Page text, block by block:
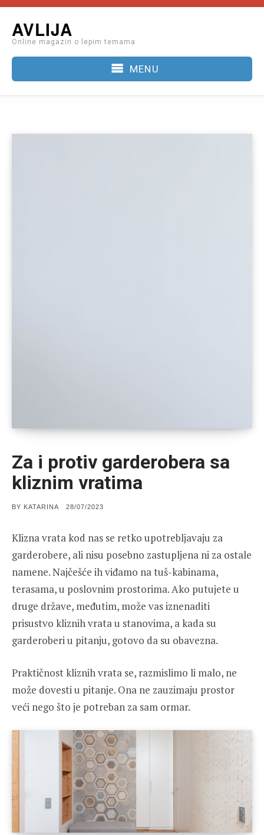
content
AVLIJA
Online magazin o lepim temama
MENU
Za i protiv garderobera sa
kliznim vratima
BY KATARINA
POSTED
28/07/2023
Klizna vrata kod nas se retko upotrebljavaju za
garderobere, ali nisu posebno zastupljena ni za ostale
namene. Najčešće ih viđamo na tuš-kabinama,
terasama, u poslovnim prostorima. Ako putujete u
druge države, međutim, može vas iznenaditi
prisustvo kliznih vrata u stanovima, a kada su
garderoberi u pitanju, gotovo da su obavezna.
Praktičnost kliznih vrata se, razmislimo li malo, ne
može dovesti u pitanje. Ona ne zauzimaju prostor
veći nego što je potreban za sam ormar.